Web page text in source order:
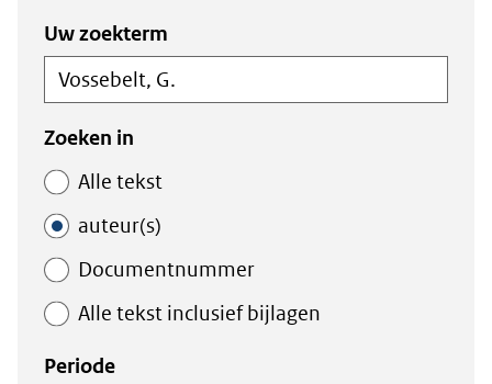
Zoeken
in
de
index
Zoeken
binnen
de
index
Uw zoekterm
Zoeken in
Alle tekst
auteur(s)
Documentnummer
Alle tekst inclusief bijlagen
Periode